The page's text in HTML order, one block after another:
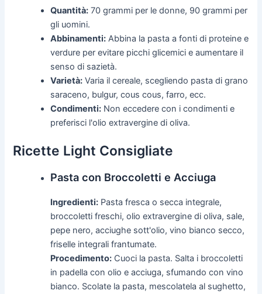
Quantità: 70 grammi per le donne, 90 grammi per
gli uomini.
Abbinamenti: Abbina la pasta a fonti di proteine e
verdure per evitare picchi glicemici e aumentare il
senso di sazietà.
Varietà: Varia il cereale, scegliendo pasta di grano
saraceno, bulgur, cous cous, farro, ecc.
Condimenti: Non eccedere con i condimenti e
preferisci l'olio extravergine di oliva.
Ricette Light Consigliate
Pasta con Broccoletti e Acciuga
Ingredienti: Pasta fresca o secca integrale,
broccoletti freschi, olio extravergine di oliva, sale,
pepe nero, acciughe sott'olio, vino bianco secco,
friselle integrali frantumate.
Procedimento: Cuoci la pasta. Salta i broccoletti
in padella con olio e acciuga, sfumando con vino
bianco. Scolate la pasta, mescolatela al sughetto,